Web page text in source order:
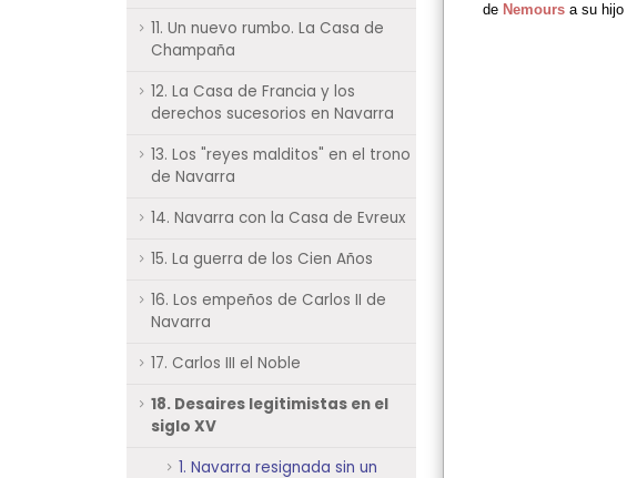
11. Un nuevo rumbo. La Casa de
Champaña
12. La Casa de Francia y los
derechos sucesorios en Navarra
13. Los "reyes malditos" en el trono
de Navarra
14. Navarra con la Casa de Evreux
15. La guerra de los Cien Años
16. Los empeños de Carlos II de
Navarra
17. Carlos III el Noble
18. Desaires legitimistas en el
siglo XV
1. Navarra resignada sin un
de Nemours a su hijo